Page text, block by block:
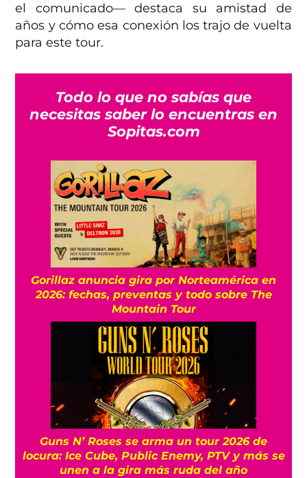
el comunicado— destaca su amistad de
años y cómo esa conexión los trajo de vuelta
para este tour.
Todo lo que no sabías que
necesitas saber lo encuentras en
Sopitas.com
Gorillaz anuncia gira por Norteamérica en
2026: fechas, preventas y todo sobre The
Mountain Tour
Guns N’ Roses se arma un tour 2026 de
locura: Ice Cube, Public Enemy, PTV y más se
unen a la gira más ruda del año